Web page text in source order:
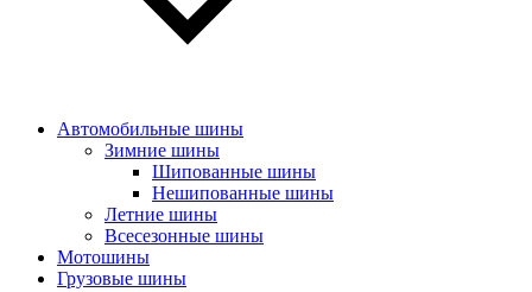
Автомобильные шины
Зимние шины
Шипованные шины
Нешипованные шины
Летние шины
Всесезонные шины
Мотошины
Грузовые шины